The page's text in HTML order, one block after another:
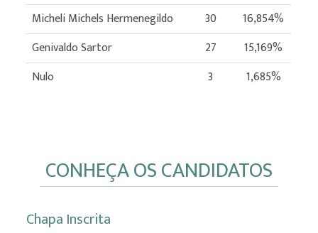
Micheli Michels Hermenegildo
30
16,854%
Genivaldo Sartor
27
15,169%
Nulo
3 1,685%
CONHEÇA OS CANDIDATOS
Chapa Inscrita